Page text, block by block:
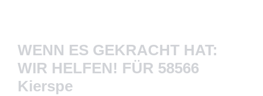
WENN ES GEKRACHT HAT:
WIR HELFEN! FÜR 58566
Kierspe